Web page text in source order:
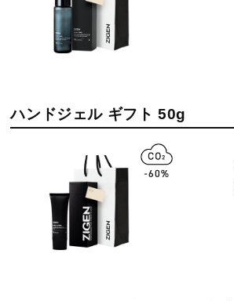
ハンドジェル ギフト 50g